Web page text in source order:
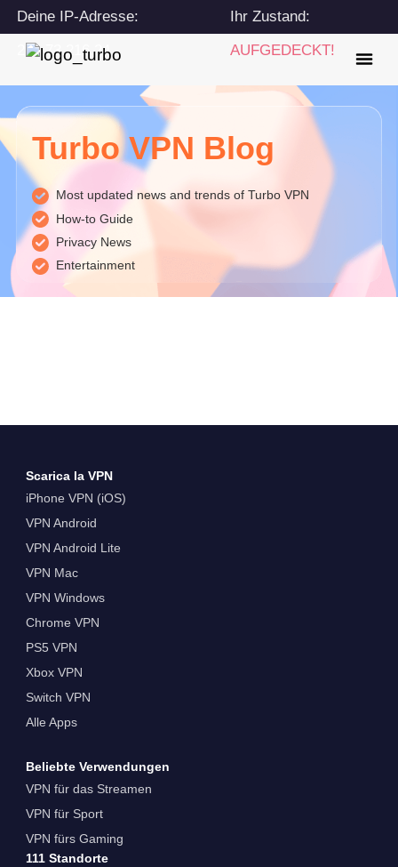
Deine IP-Adresse:
216.73.216.24
Ihr Zustand:
AUFGEDECKT!
Turbo VPN Blog
Most updated news and trends of Turbo VPN
How-to Guide
Privacy News
Entertainment
Scarica la VPN
iPhone VPN (iOS)
VPN Android
VPN Android Lite
VPN Mac
VPN Windows
Chrome VPN
PS5 VPN
Xbox VPN
Switch VPN
Alle Apps
Beliebte Verwendungen
VPN für das Streamen
VPN für Sport
VPN fürs Gaming
111 Standorte